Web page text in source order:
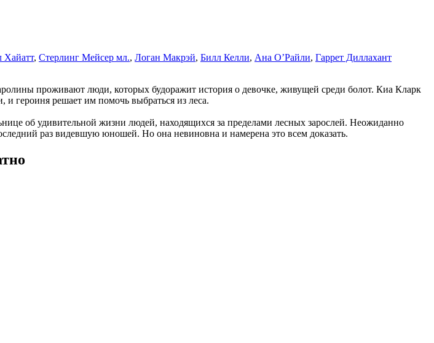
Хайатт, Стерлинг Мейсер мл., Логан Макрэй, Билл Келли, Ана О’Райли, Гаррет Диллахант
проживают люди, которых будоражит история о девочке, живущей среди болот. Киа Кларк
героиня решает им помочь выбраться из леса.
об удивительной жизни людей, находящихся за пределами лесных зарослей. Неожиданно
раз видевшую юношей. Но она невиновна и намерена это всем доказать.